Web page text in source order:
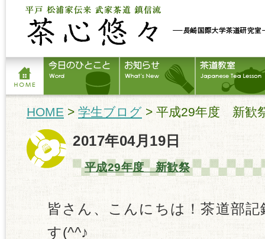
HOME > 学生ブログ > 平成29年度 新歓
2017年04月19日
平成29年度 新歓祭
皆さん、こんにちは！茶道部
す(^^♪